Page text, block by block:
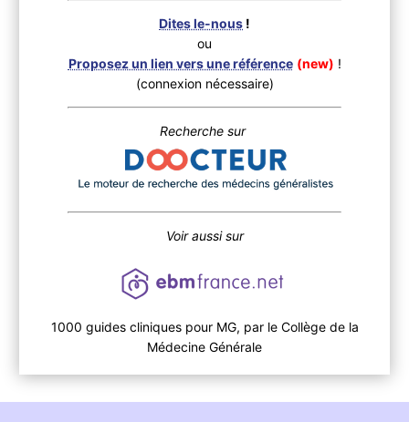
Dites le-nous !
ou
Proposez un lien vers une référence (new) !
(connexion nécessaire)
Recherche sur
Voir aussi sur
1000 guides cliniques pour MG, par le Collège de la
Médecine Générale